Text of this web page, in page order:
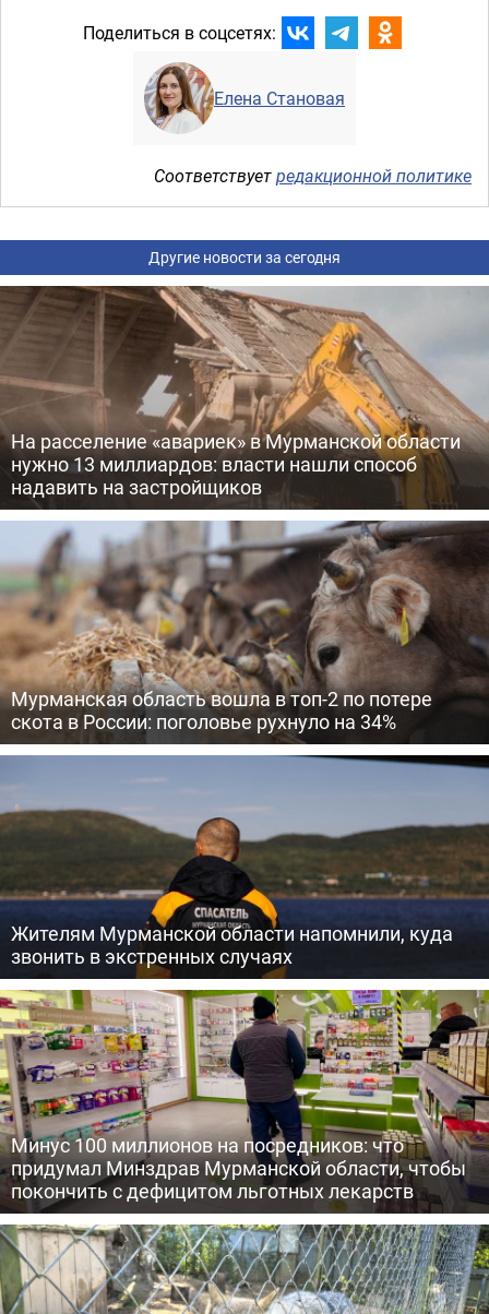
Поделиться в соцсетях:
Елена Становая
Соответствуетредакционной политике
Другие новости за сегодня
На расселение «авариек» в Мурманской области
нужно 13 миллиардов: власти нашли способ
надавить на застройщиков
Мурманская область вошла в топ-2 по потере
скота в России: поголовье рухнуло на 34%
Жителям Мурманской области напомнили, куда
звонить в экстренных случаях
Минус 100 миллионов на посредников: что
придумал Минздрав Мурманской области, чтобы
покончить с дефицитом льготных лекарств